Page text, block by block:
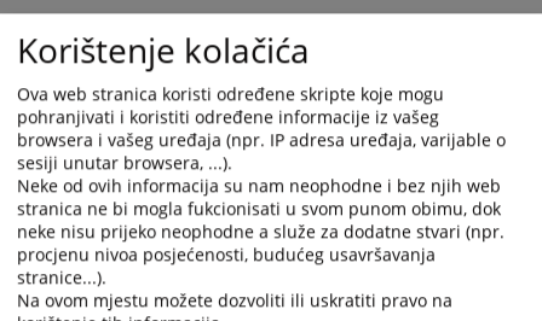
question
mark
key
to
get
the
keyboard
shortcuts
for
changing
dates.
question
mark
key
to
get
the
keyboard
shortcuts
for
changing
Korištenje kolačića
Ova web stranica koristi određene skripte koje mogu
pohranjivati i koristiti određene informacije iz vašeg
browsera i vašeg uređaja (npr. IP adresa uređaja, varijable o
sesiji unutar browsera, ...).
Neke od ovih informacija su nam neophodne i bez njih web
stranica ne bi mogla fukcionisati u svom punom obimu, dok
neke nisu prijeko neophodne a služe za dodatne stvari (npr.
procjenu nivoa posjećenosti, budućeg usavršavanja
stranice...).
Na ovom mjestu možete dozvoliti ili uskratiti pravo na